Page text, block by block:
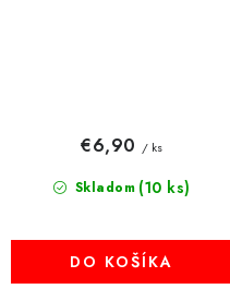
Skladom (10 ks)
€6,90 / ks
DO KOŠÍKA